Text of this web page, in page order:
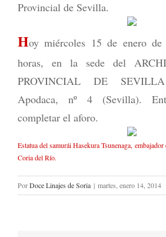
Provincial de Sevilla.
Hoy miércoles 15 de enero
horas, en la sede del
PROVINCIAL DE
Apodaca, nº 4 (Sevilla).
completar el aforo.
Estatua del samurái Hasekura Tsunenaga,
Coria del Río.
PorDoce Linajes de Soria | martes, enero 14, 2014